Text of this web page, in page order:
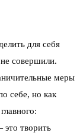
для себя
совершили.
меры
себе, но как
творить